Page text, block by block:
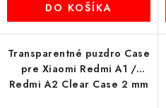
DO KOŠÍKA
Transparentné puzdro Case
pre Xiaomi Redmi A1 /
Redmi A2 Clear Case 2 mm